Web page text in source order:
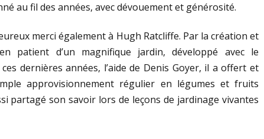
au fil des années, avec dévouement et générosité.
merci également à Hugh Ratcliffe. Par la création et
patient d’un magnifique jardin, développé avec le
dernières années, l’aide de Denis Goyer, il a offert et
approvisionnement régulier en légumes et fruits
partagé son savoir lors de leçons de jardinage vivantes